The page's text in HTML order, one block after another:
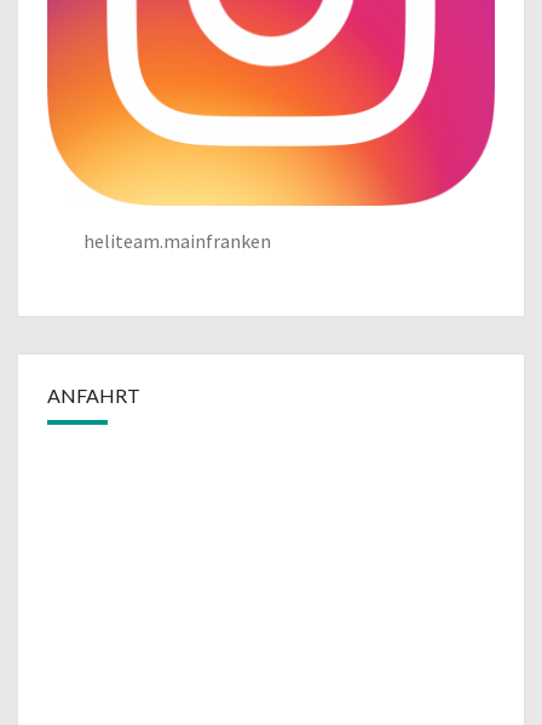
heliteam.mainfranken
ANFAHRT